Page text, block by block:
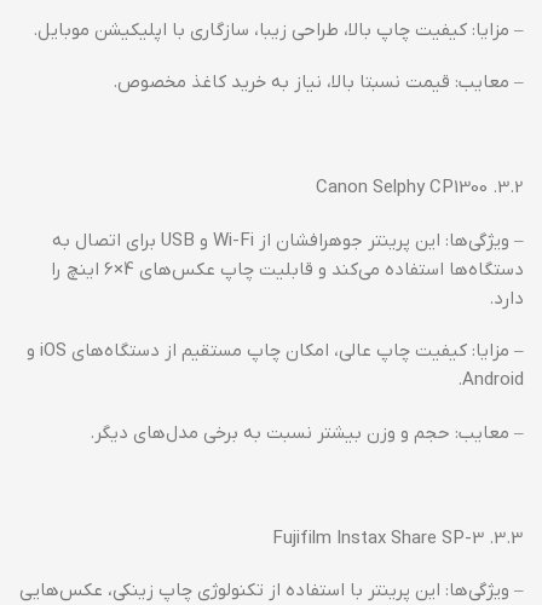
– مزایا: کیفیت چاپ بالا، طراحی زیبا، سازگاری با اپلیکیشن موبایل.
– معایب: قیمت نسبتا بالا، نیاز به خرید کاغذ مخصوص.
– ویژگی‌ها: این پرینتر جوهرافشان از Wi-Fi و USB برای اتصال به
دستگاه‌ها استفاده می‌کند و قابلیت چاپ عکس‌های 4×6 اینچ را
دارد.
– مزایا: کیفیت چاپ عالی، امکان چاپ مستقیم از دستگاه‌های iOS و
Android.
– معایب: حجم و وزن بیشتر نسبت به برخی مدل‌های دیگر.
– ویژگی‌ها: این پرینتر با استفاده از تکنولوژی چاپ زینکی، عکس‌هایی